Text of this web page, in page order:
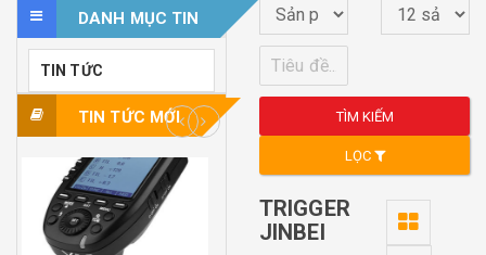
TÌM KIẾM
LỌC
TRIGGER
JINBEI
DANH MỤC TIN
TIN TỨC
TIN TỨC MỚI